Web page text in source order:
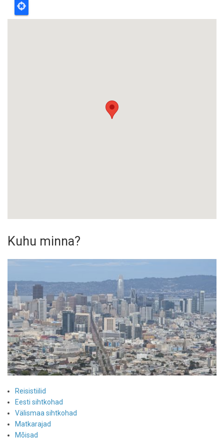
Kuhu minna?
Reisistiilid
Eesti sihtkohad
Välismaa sihtkohad
Matkarajad
Mõisad